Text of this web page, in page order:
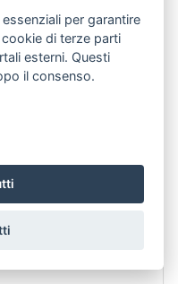
la deliberazione della
n.
Tematiche:SALUTE,
SPORT PER
10.30) il presidente
per garantire
di terze parti
esterni. Questi
il consenso.